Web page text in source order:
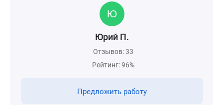
Юрий П.
Отзывов: 33
Рейтинг: 96%
Предложить работу